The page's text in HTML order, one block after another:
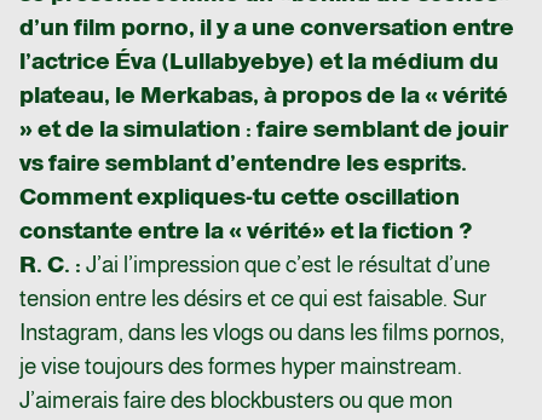
d’un film porno, il y a une conversation entre
l’actrice Éva (Lullabyebye) et la médium du
plateau, le Merkabas, à propos de la « vérité
» et de la simulation : faire semblant de jouir
vs faire semblant d’entendre les esprits.
Comment expliques-tu cette oscillation
constante entre la « vérité» et la fiction ?
R. C. : J’ai l’impression que c’est le résultat d’une
tension entre les désirs et ce qui est faisable. Sur
Instagram, dans les vlogs ou dans les films pornos,
je vise toujours des formes hyper mainstream.
J’aimerais faire des blockbusters ou que mon